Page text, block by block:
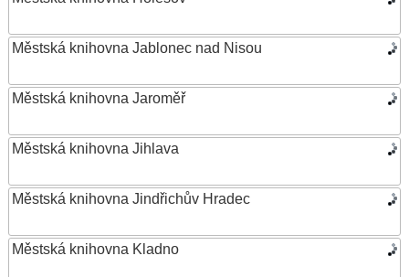
Městská knihovna Jablonec nad Nisou
Městská knihovna Jaroměř
Městská knihovna Jihlava
Městská knihovna Jindřichův Hradec
Městská knihovna Kladno